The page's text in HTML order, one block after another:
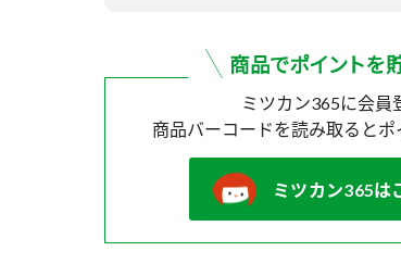
ミツカン365に会員
商品バーコードを読み取ると ポ
ミツカン365は